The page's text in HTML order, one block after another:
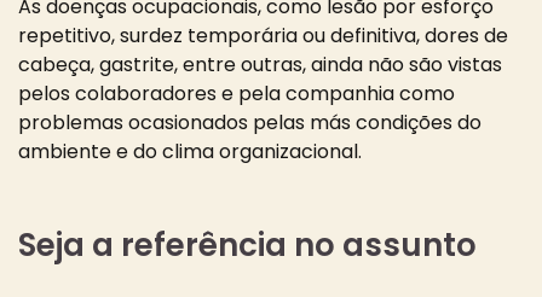
As doenças ocupacionais, como lesão por esforço
repetitivo, surdez temporária ou definitiva, dores de
cabeça, gastrite, entre outras, ainda não são vistas
pelos colaboradores e pela companhia como
problemas ocasionados pelas más condições do
ambiente e do clima organizacional.
Seja a referência no assunto